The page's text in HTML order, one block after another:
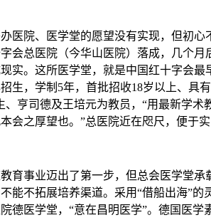
医院、医学堂的愿望没有实现，但初心
会总医院（今华山医院）落成，几个月
实。这所医学堂，就是中国红十字会
生，学制 5年，首批招收18岁以上、具
亨司德及王培元为教员，“用最新学术
会之厚望也。”总医院近在咫尺，便于实
育事业迈出了第一步，但总会医学堂承
能不拓展培养渠道。 采用“借船出海”的
德医学堂，“意在昌明医学”。德国医学